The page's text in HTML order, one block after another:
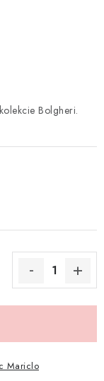
Bolgheri.
Mariclo